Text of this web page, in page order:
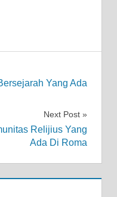
Yang Ada
Next Post
Relijius Yang
Ada Di Roma